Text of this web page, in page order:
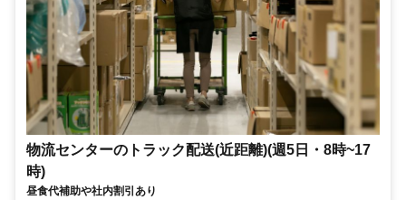
物流センターのトラック配送(近距離)(週5日・8時~17
時)
昼食代補助や社内割引あり